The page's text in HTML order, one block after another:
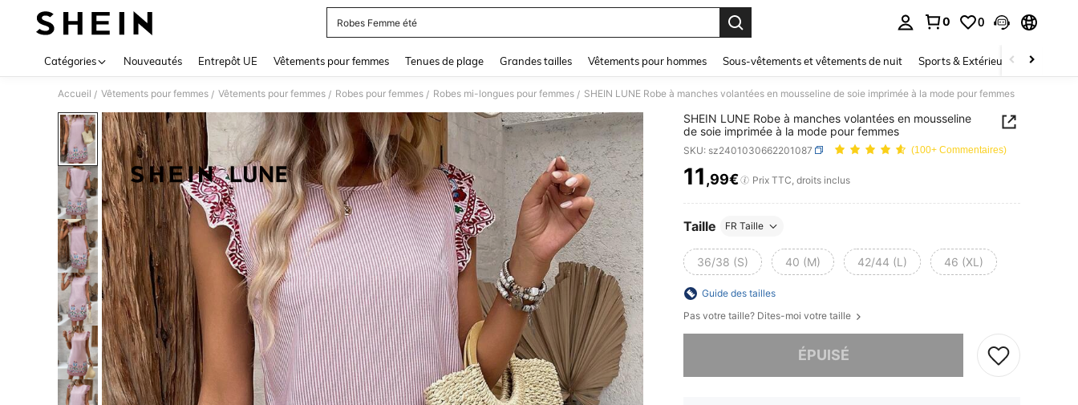
Robes Femme été
0 0
Catégories Nouveautés Entrepôt UE Vêtements pour femmes Tenues de plage Grandes tailles Vêtements pour hommes Sous-vêtements et vêtements de nuit Sports & Extérieur Enfants
Accueil / Vêtements pour femmes / Vêtements pour femmes / Robes pour femmes / Robes mi-longues pour femmes / SHEIN LUNE Robe à manches volantées en mousseline de soie imprimée à la mode pour femmes
SHEIN LUNE Robe à manches volantées en mousseline
de soie imprimée à la mode pour femmes
SKU: sz2401030662201087 (100+ Commentaires)
PRICE AND AVAILABILITY
11,99€ Prix TTC, droits inclus
Taille FR Taille
36/38 (S) 40 (M) 42/44 (L) 46 (XL)
Guide des tailles
Pas votre taille? Dites-moi votre taille
ÉPUISÉ
Désolés, ce produit est épuisé.